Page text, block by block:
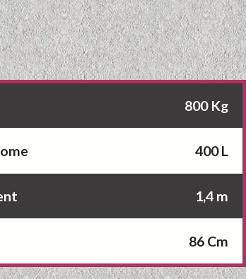
800 Kg
400 L
1,4 m
86 Cm